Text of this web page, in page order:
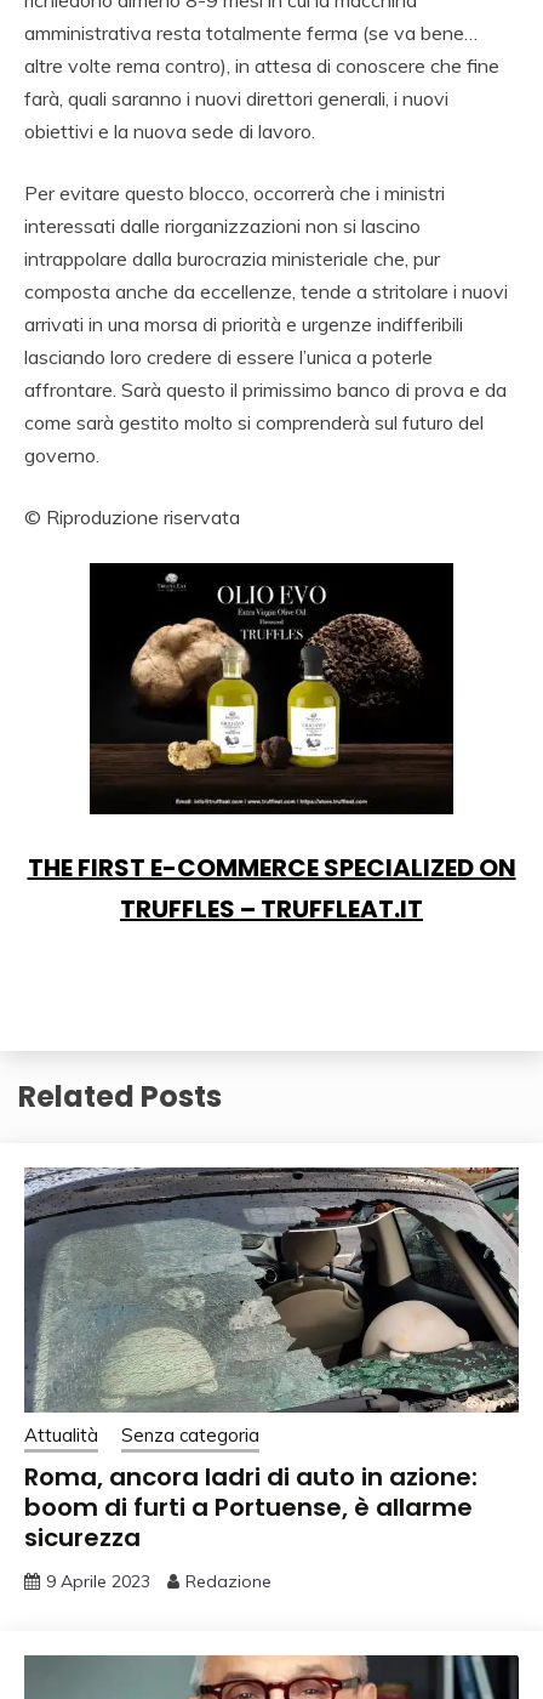
amministrativa resta totalmente ferma (se va bene…
altre volte rema contro), in attesa di conoscere che fine
farà, quali saranno i nuovi direttori generali, i nuovi
obiettivi e la nuova sede di lavoro.
Per evitare questo blocco, occorrerà che i ministri
interessati dalle riorganizzazioni non si lascino
intrappolare dalla burocrazia ministeriale che, pur
composta anche da eccellenze, tende a stritolare i nuovi
arrivati in una morsa di priorità e urgenze indifferibili
lasciando loro credere di essere l’unica a poterle
affrontare. Sarà questo il primissimo banco di prova e da
come sarà gestito molto si comprenderà sul futuro del
governo.
© Riproduzione riservata
THE FIRST E-COMMERCE SPECIALIZED ON
TRUFFLES – TRUFFLEAT.IT
Related Posts
Attualità Senza categoria
Roma, ancora ladri di auto in azione:
boom di furti a Portuense, è allarme
sicurezza
9 Aprile 2023 Redazione